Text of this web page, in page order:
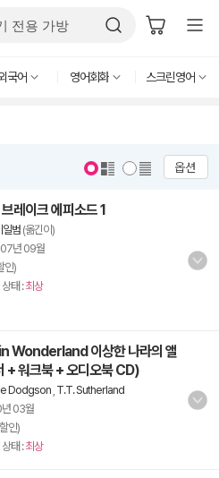
국어 영어회화 스크린영어
옵션
레이크 에피소드 1
일범 (옮긴이)
년 09월
인)
| 상태 :최상
Wonderland 이상한 나라의 앨
+ 워크북 + 오디오북 CD)
Dodgson T.T. Sutherland
03월
인)
| 상태 :최상